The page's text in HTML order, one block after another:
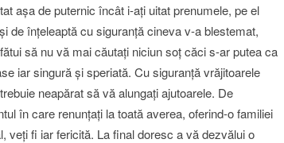
aşa de puternic încât i-aţi uitat prenumele, pe el
de înţeleaptă cu siguranţă cineva v-a blestemat,
să nu vă mai căutaţi niciun soţ căci s-ar putea ca
iar singură şi speriată. Cu siguranţă vrăjitoarele
neapărat să vă alungaţi ajutoarele. De
în care renunţaţi la toată averea, oferind-o familiei
veţi fi iar fericită. La final doresc a vă dezvălui o